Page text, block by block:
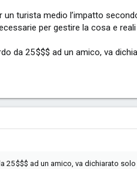
turista medio l’impatto
per gestire la cosa e
da 25 $$$ ad un amico, va
25 $$$ ad un amico, va dichiarato